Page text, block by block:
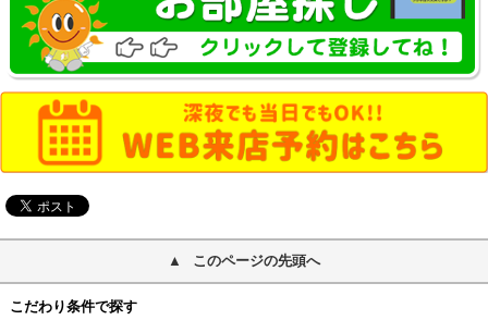
このページの先頭へ
こだわり条件で探す